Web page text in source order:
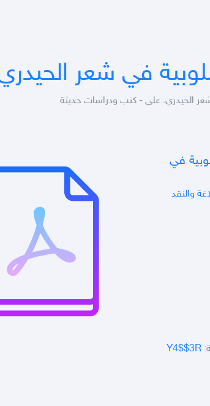
في شعر
الحيدري. علي - كتب ودراسات حديثة
في
والنقد
Y4$$3R